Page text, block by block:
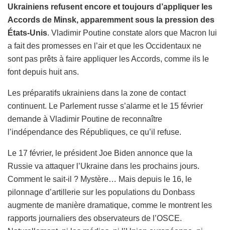
Ukrainiens refusent encore et toujours d’appliquer les
Accords de Minsk, apparemment sous la pression des
États-Unis. Vladimir Poutine constate alors que Macron lui
a fait des promesses en l’air et que les Occidentaux ne
sont pas prêts à faire appliquer les Accords, comme ils le
font depuis huit ans.
Les préparatifs ukrainiens dans la zone de contact
continuent. Le Parlement russe s’alarme et le 15 février
demande à Vladimir Poutine de reconnaître
l’indépendance des Républiques, ce qu’il refuse.
Le 17 février, le président Joe Biden annonce que la
Russie va attaquer l’Ukraine dans les prochains jours.
Comment le sait-il ? Mystère… Mais depuis le 16, le
pilonnage d’artillerie sur les populations du Donbass
augmente de manière dramatique, comme le montrent les
rapports journaliers des observateurs de l’OSCE.